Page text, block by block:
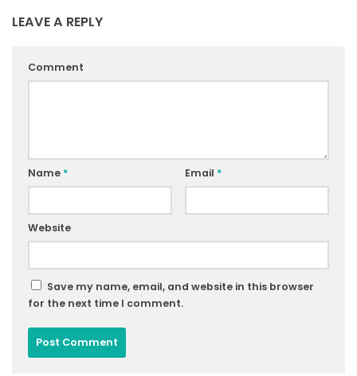
LEAVE A REPLY
Comment
Name * Email *
Website
Save my name, email, and website in this browser
for the next time I comment.